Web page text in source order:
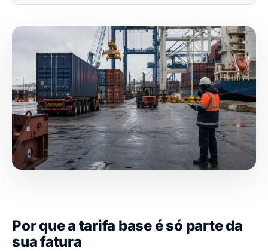
Por que a tarifa base é só parte da
sua fatura